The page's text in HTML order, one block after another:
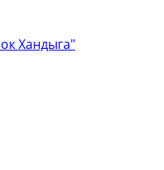
Хандыга"